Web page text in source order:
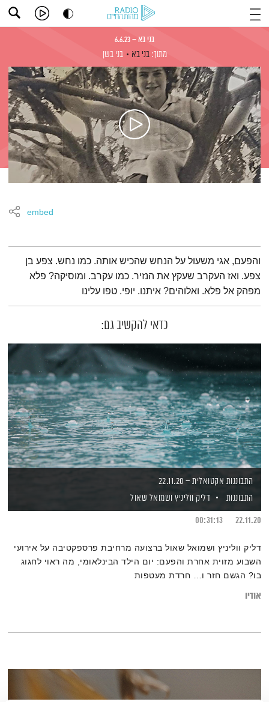
בני בא – 6.6.23
מתוך: בני בא בני בשן
embed
תמצית הפודקאסט
והפעם, אגי משעול על הנחש שהכיש אותה. כמו נחש. צפע בן
צפע. ואז העקרב שעקץ את הנזיר. כמו עקרב. ומוסיקה? פלא
מפהק אל פלא. ואלוהים? איתנו. יופי. טפו עלינו
כדאי להקשיב גם:
התבוננות אקטואלית – 22.11.20
התבוננות
דליק ווליניץ ושמואל שאול
22.11.20
00:31:13
דליק ווליניץ ושמואל שאול ברצועה מרחיבת פרספקטיבה על אירועי
השבוע מזוית אחרת והפעם: יום הילד הבינלאומי, מה ראוי לחגוג
בו? הגשם חזר ו… חרדת מעטפות
אודיו